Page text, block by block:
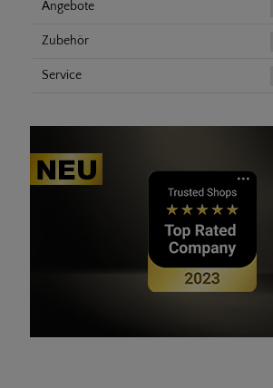
Angebote
Zubehör
Service